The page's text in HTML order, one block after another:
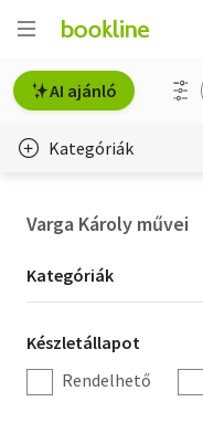
AI ajánló
Kategóriák
Hobbi, szabadidő
Irodalom
Varga Károly művei
Kategória
szűrés
Kategóriák
Készletállapot
szűrés
Készletállapot
Rendelhető